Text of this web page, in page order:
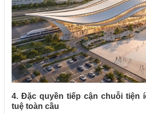
4. Đặc quyền tiếp cận chuỗi tiện
tuệ toàn cầu